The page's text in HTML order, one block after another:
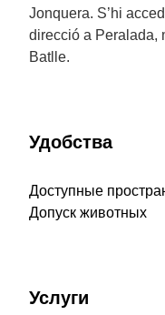
Jonquera. S’hi
direcció a Peralada,
Batlle.
Удобства
Доступные
Допуск животных
Услуги